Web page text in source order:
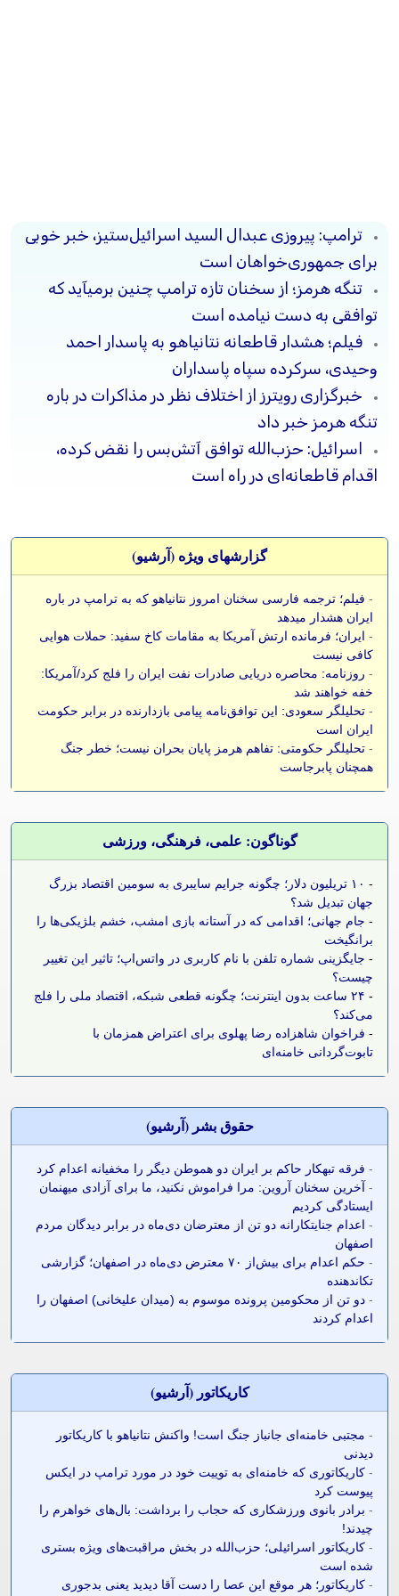
ترامپ: پیروزی عبدال السید اسرائیل‌ستیز، خبر خوبی
برای جمهوری‌خواهان است
تنگه هرمز؛ از سخنان تازه ترامپ چنین برمیآید که
توافقی به دست نیامده است
فیلم؛ هشدار قاطعانه نتانیاهو به پاسدار احمد
وحیدی، سرکرده سپاه پاسداران
خبرگزاری رویترز از اختلاف نظر در مذاکرات در باره
تنگه هرمز خبر داد
اسرائیل: حزب‌الله توافق آتش‌بس را نقض کرده،
اقدام قاطعانه‌ای در راه است
گزارشهای ویژه (آرشيو)
- فیلم؛ ترجمه فارسی سخنان امروز نتانیاهو که به ترامپ در باره
ایران هشدار میدهد
- ایران؛ فرمانده ارتش آمریکا به مقامات کاخ سفید: حملات هوایی
کافی نیست
- روزنامه: محاصره دریایی صادرات نفت ایران را فلج کرد/آمریکا:
خفه خواهند شد
- تحلیلگر سعودی: این توافق‌نامه پیامی بازدارنده در برابر حکومت
ایران است
- تحلیلگر حکومتی: تفاهم هرمز پایان بحران نیست؛ خطر جنگ
همچنان پابرجاست
گوناگون: علمی، فرهنگی، ورزشی
-
۱۰ تریلیون دلار؛ چگونه جرایم سایبری به سومین اقتصاد بزرگ
جهان تبدیل شد؟
- جام جهانی؛ اقدامی که در آستانه بازی امشب، خشم بلژیکی‌ها را
برانگیخت
- جایگزینی شماره تلفن با نام کاربری در واتس‌اپ؛ تاثیر این تغییر
چیست؟
-
۲۴ ساعت بدون اینترنت؛ چگونه قطعی شبکه، اقتصاد ملی را فلج
می‌کند؟
- فراخوان شاهزاده رضا پهلوی برای اعتراض همزمان با
تابوت‌گردانی خامنه‌ای
حقوق بشر (آرشيو)
- فرقه تبهکار حاکم بر ایران دو هموطن دیگر را مخفیانه اعدام کرد
- آخرین سخنان آروین: مرا فراموش نکنید، ما برای آزادی میهنمان
ایستادگی کردیم
- اعدام جنایتکارانه دو تن از معترضان دی‌ماه در برابر دیدگان مردم
اصفهان
-
حکم اعدام برای بیش‌از ۷۰ معترض دی‌ماه در اصفهان؛ گزارشی
تکاندهنده
- دو تن از محکومین پرونده موسوم به (میدان علیخانی) اصفهان را
اعدام کردند
کاريکاتور (آرشيو)
- مجتبی خامنه‌ای جانباز جنگ است! واکنش نتانیاهو با کاریکاتور
دیدنی
- کاریکاتوری که خامنه‌ای به توییت خود در مورد ترامپ در ایکس
پیوست کرد
- برادر بانوی ورزشکاری که حجاب را برداشت: بال‌های خواهرم را
چیدند!
- کاریکاتور اسرائیلی؛ حزب‌الله در بخش مراقبت‌های ویژه بستری
شده است
- کاریکاتور؛ هر موقع این عصا را دست آقا دیدید یعنی بدجوری